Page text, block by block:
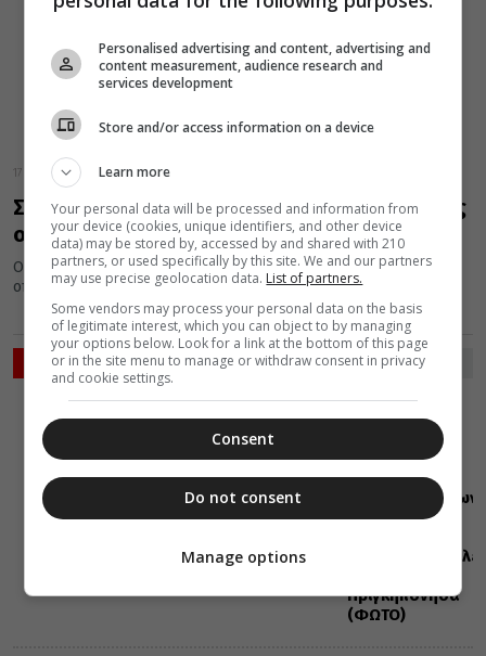
17 Απριλίου 2016
Σήμερα 17 Απριλίου εορτάζει ο Όσιος Σάββας
ο νέος ο Εν Καλύμνω
Ο Όσιος Σάββας ο Νέος, κατά κόσμο Βασίλειος, τη μνήμη του
οποίου τιμά σήμερα η Εκκλησία, γεννήθηκε το έτος...
ΡΟΗ ΕΙΔΗΣΕΩΝ
07 Αυγούστου 2026
16:45
Στελέχη των
κατασκηνώσεων
της
Πριγκηπόνησα
(ΦΩΤΟ)
Personalised advertising and content, advertising and
content measurement, audience research and
services development
Store and/or access information on a device
Learn more
Your personal data will be processed and information from
your device (cookies, unique identifiers, and other device
data) may be stored by, accessed by and shared with 210
partners, or used specifically by this site. We and our partners
may use precise geolocation data. List of partners.
Some vendors may process your personal data on the basis
of legitimate interest, which you can object to by managing
your options below. Look for a link at the bottom of this page
or in the site menu to manage or withdraw consent in privacy
and cookie settings.
Consent
Do not consent
Manage options